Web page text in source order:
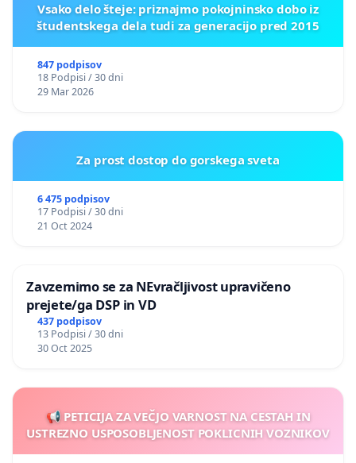
Vsako delo šteje: priznajmo pokojninsko dobo iz
študentskega dela tudi za generacijo pred 2015
847 podpisov
18 Podpisi / 30 dni
29 Mar 2026
Za prost dostop do gorskega sveta
6 475 podpisov
17 Podpisi / 30 dni
21 Oct 2024
Zavzemimo se za NEvračljivost upravičeno
prejete/ga DSP in VD
437 podpisov
13 Podpisi / 30 dni
30 Oct 2025
📢 PETICIJA ZA VEČJO VARNOST NA CESTAH IN
USTREZNO USPOSOBLJENOST POKLICNIH VOZNIKOV